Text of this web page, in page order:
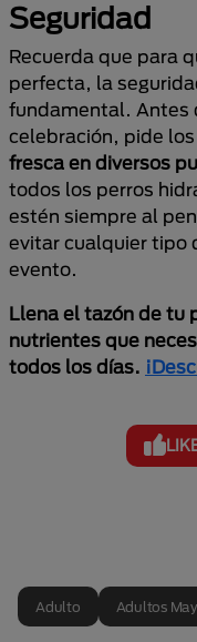
Seguridad
Recuerda que para
perfecta, la
fundamental. Antes
celebración, pide
fresca en diversos
todos los perros
estén siempre al
evitar cualquier tipo
evento.
Llena el tazón de tu
nutrientes que
todos los días.
Adulto Adultos